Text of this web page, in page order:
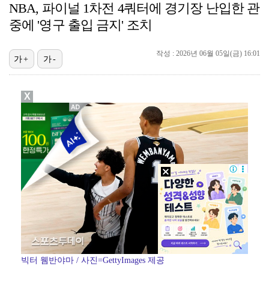
3승 사냥 시동 건 서교림 "샷·퍼트 만족스러워…좋은 …
박지훈, 9월 잠실실내체육관서 앙코르 콘서트 개최
"기분 맞춰주려고" 축구협회, 외국인 심판 성접대 의혹…
폭로자 "황정민, 본인 말에 책임져야…내가 사생활에 초…
'주장 완장' 김민재, 한국 떠나기 전 뮌헨 동료들에게…
방은희, 6년 지나도 생생한 母 고독사 아픔…끝내 오열…
NBA, 파이널 1차전 4쿼터에 경기장 난입한 관
중에 '영구 출입 금지' 조치
작성 : 2026년 06월 05일(금) 16:01
가+ 가-
빅터 웸반야마 / 사진=GettyImages 제공
X